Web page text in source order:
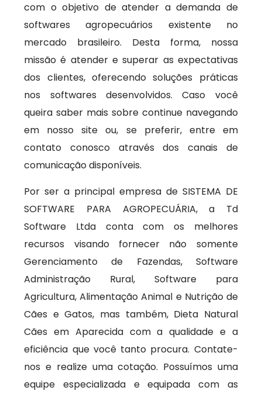
com o objetivo de atender a demanda de
softwares agropecuários existente no
mercado brasileiro. Desta forma, nossa
missão é atender e superar as expectativas
dos clientes, oferecendo soluções práticas
nos softwares desenvolvidos. Caso você
queira saber mais sobre continue navegando
em nosso site ou, se preferir, entre em
contato conosco através dos canais de
comunicação disponíveis.
Por ser a principal empresa de SISTEMA DE
SOFTWARE PARA AGROPECUÁRIA, a Td
Software Ltda conta com os melhores
recursos visando fornecer não somente
Gerenciamento de Fazendas, Software
Administração Rural, Software para
Agricultura, Alimentação Animal e Nutrição de
Cães e Gatos, mas também, Dieta Natural
Cães em Aparecida com a qualidade e a
eficiência que você tanto procura. Contate-
nos e realize uma cotação. Possuímos uma
equipe especializada e equipada com as